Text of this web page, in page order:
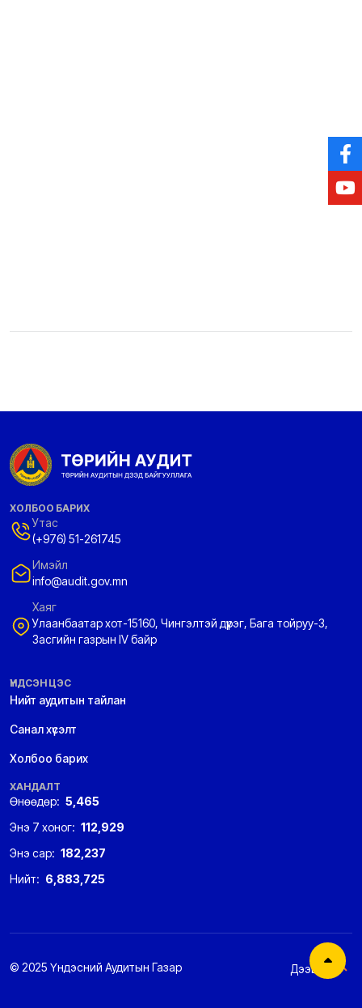
ХОЛБОО БАРИХ
Утас
(+976) 51-261745
Имэйл
info@audit.gov.mn
Хаяг
Улаанбаатар хот-15160, Чингэлтэй дүүрэг, Бага тойруу-3,
Засгийн газрын IV байр
ҮНДСЭН ЦЭС
Нийт аудитын тайлан
Санал хүсэлт
Холбоо барих
ХАНДАЛТ
Өнөөдөр: 5,465
Энэ 7 хоног: 112,929
Энэ сар: 182,237
Нийт: 6,883,725
© 2025 Үндэсний Аудитын Газар Дээшээ